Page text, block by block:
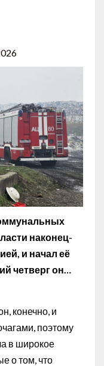
наконец-
и начал её
четверг он…
конечно, и
поэтому
в широкое
о том, что